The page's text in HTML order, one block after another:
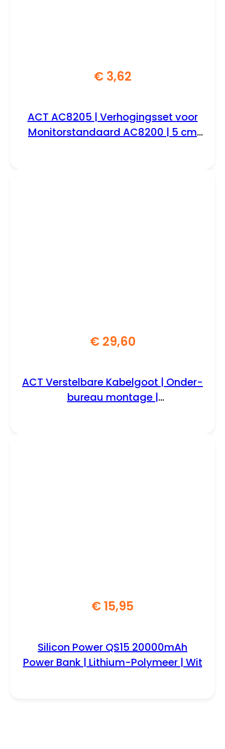
€3,62
ACT AC8205 | Verhogingsset voor
Monitorstandaard AC8200 | 5 cm
€29,60
ACT Verstelbare Kabelgoot | Onder-
bureau montage |
€15,95
Silicon Power QS15 20000mAh
Power Bank | Lithium-Polymeer | Wit